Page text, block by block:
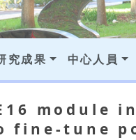
究成果 中心人員
fine-tune